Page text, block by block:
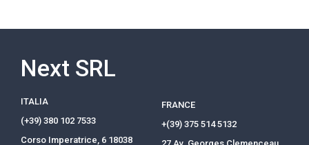
Next SRL
ITALIA
(+39) 380 102 7533
Corso Imperatrice, 6 18038
FRANCE
+(39) 375 514 5132